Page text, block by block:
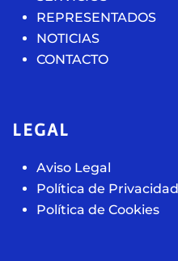
REPRESENTADOS
NOTICIAS
CONTACTO
LEGAL
Aviso Legal
Política de Privacidad
Política de Cookies